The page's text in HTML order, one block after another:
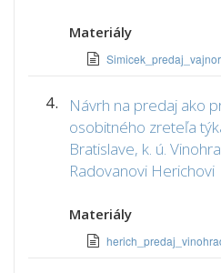
Materiály
4.
Návrh na predaj ako
osobitného zreteľa
Bratislave, k. ú.
Radovanovi Herichovi
Materiály